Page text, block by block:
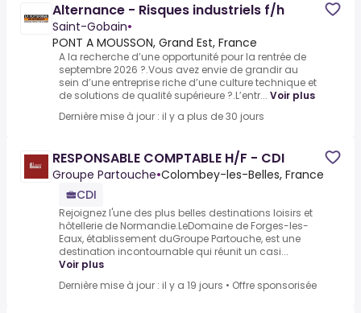
Alternance - Risques industriels f/h
Saint-Gobain•
PONT A MOUSSON, Grand Est, France
A la recherche d’une opportunité pour la rentrée de
septembre 2026 ?.Vous avez envie de grandir au
sein d’une entreprise riche d’une culture technique et
de solutions de qualité supérieure ?.L’entr... Voir plus
Dernière mise à jour : il y a plus de 30 jours
RESPONSABLE COMPTABLE H/F - CDI
Groupe Partouche•Colombey-les-Belles, France
CDI
Rejoignez l'une des plus belles destinations loisirs et
hôtellerie de Normandie.LeDomaine de Forges-les-
Eaux, établissement duGroupe Partouche, est une
destination incontournable qui réunit un casi...
Voir plus
Dernière mise à jour : il y a 19 jours • Offre sponsorisée